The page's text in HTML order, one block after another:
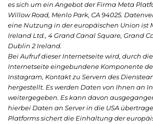
es sich um ein Angebot der Firma Meta
Willow Road, Menlo Park, CA 94025.
eine Nutzung in der europäischen Union ist
Ireland Ltd., 4 Grand Canal Square, Grand
Dublin 2 Ireland.
Bei Aufruf dieser Internetseite wird, durch
Internetseite eingebundene Komponente
Instagram, Kontakt zu Servern des
hergestellt. Es werden Daten von Ihnen an
weitergegeben. Es kann davon
hierbei Daten an Server in die USA
Platforms sichert die Einhaltung der